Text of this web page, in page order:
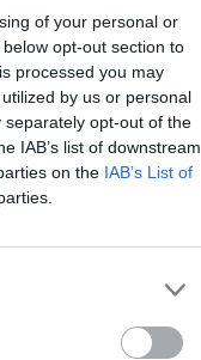
of your personal or
opt-out section to
processed you may
by us or personal
opt-out of the
IAB’s list of downstream
on the IAB’s List of